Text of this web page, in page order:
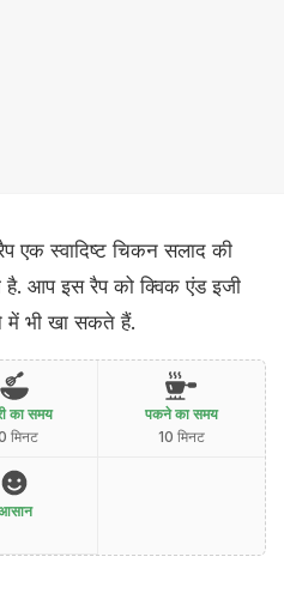
एक स्वादिष्ट चिकन सलाद की
है. आप इस रैप को क्विक एंड इजी
में भी खा सकते हैं.
का समय
मिनट
पकने का समय
10 मिनट